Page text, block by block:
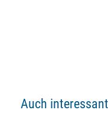
Auch interessant